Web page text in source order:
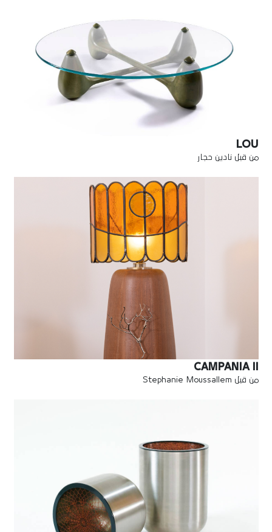
LOU
من قبل نادين حجار
CAMPANIA II
من قبل Stephanie Moussallem